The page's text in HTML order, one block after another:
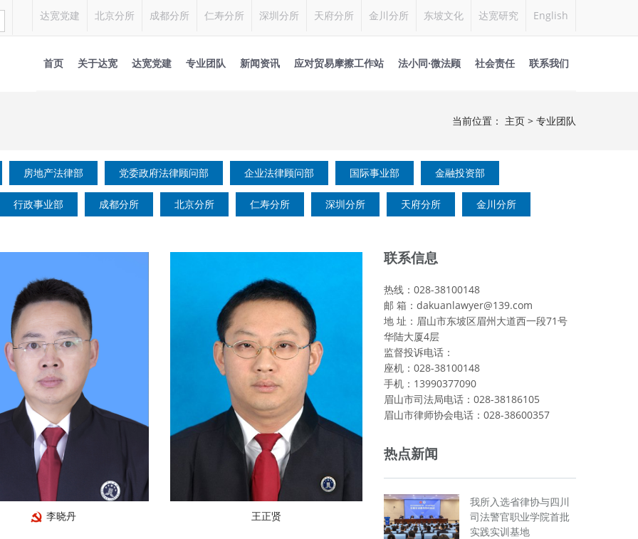
达宽党建 北京分所 成都分所 仁寿分所 深圳分所 天府分所 金川分所 东坡文化 达宽研究 English
首页 关于达宽 达宽党建 专业团队 新闻资讯 应对贸易摩擦工作站 法小同·微法顾 社会责任 联系我们
当前位置： 主页 > 专业团队
房地产法律部 党委政府法律顾问部 企业法律顾问部 国际事业部 金融投资部
行政事业部 成都分所 北京分所 仁寿分所 深圳分所 天府分所 金川分所
李晓丹 王正贤
联系信息
热线：028-38100148
邮 箱：dakuanlawyer@139.com
地 址：眉山市东坡区眉州大道西一段71号
华陆大厦4层
监督投诉电话：
座机：028-38100148
手机：13990377090
眉山市司法局电话：028-38186105
眉山市律师协会电话：028-38600357
热点新闻
我所入选省律协与四川
司法警官职业学院首批
实践实训基地